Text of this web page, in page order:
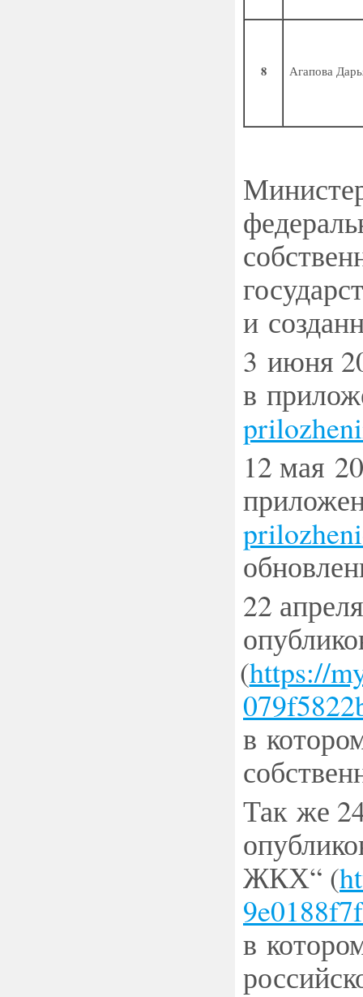
8 Агапова
и
3 июня
в
12 мая
22
(https://
в
Так же
ЖКХ“ (
в